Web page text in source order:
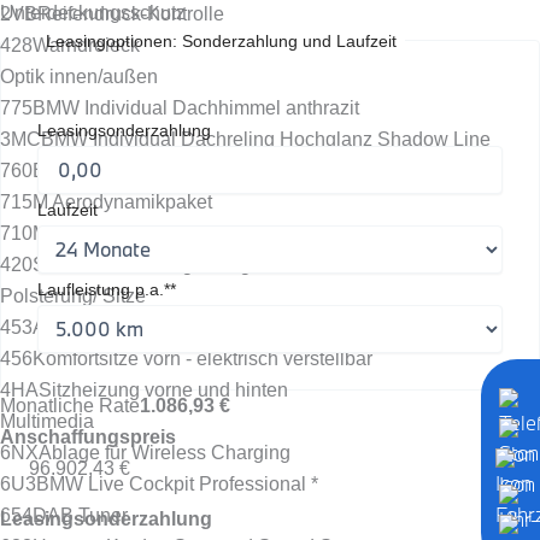
2VBReifendruck-Kontrolle
428Warndreieck
Optik innen/außen
775 BMW Individual Dachhimmel anthrazit
3MCBMW Individual Dachreling Hochglanz Shadow Line
760BMW Individual Hochglanz Shadow Line
715M Aerodynamikpaket
710M Lederlenkrad
420Sonnenschutzverglasung
Polsterung/ Sitze
453Aktive Sitzbelüftung vorn
456 Komfortsitze vorn - elektrisch verstellbar
4HASitzheizung vorne und hinten
Multimedia
6NXAblage für Wireless Charging
6U3 BMW Live Cockpit Professional *
654DAB Tuner
Unterdeckungsschutz
Leasingoptionen: Sonderzahlung und Laufzeit
Leasingsonderzahlung
Laufzeit
Laufleistung p.a.**
Monatliche Rate1.086,93 €
Anschaffungspreis
96.902,43 €
Leasingsonderzahlung